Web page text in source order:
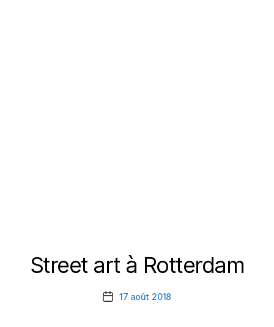
Catégories
Street art à Rotterdam
Date17 août 2018